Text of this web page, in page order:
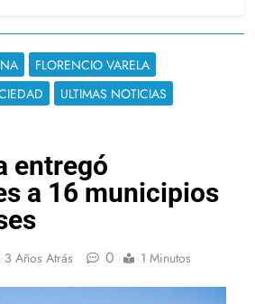
FLORENCIO VARELA
ULTIMAS NOTICIAS
entregó
a 16 municipios
3 Años Atrás 0 1 Minutos